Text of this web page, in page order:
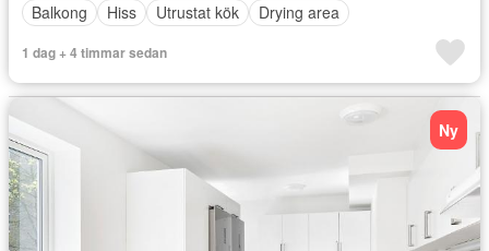
Balkong
Hiss Utrustat kök Drying area
1 dag + 4 timmar sedan
Ny